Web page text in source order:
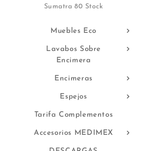
Sumatra 80 Stock
Muebles Eco
Lavabos Sobre
Encimera
Encimeras
Espejos
Tarifa Complementos
Accesorios MEDIMEX